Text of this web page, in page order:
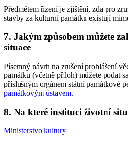
Předmětem řízení je zjištění, zda pro
stavby za kulturní památku existují
7. Jakým způsobem můžete
situace
Písemný návrh na zrušení prohlášení
památku (včetně příloh) můžete podat
příslušným orgánem státní památkové
památkovým ústavem.
8. Na které instituci životní
Ministerstvo kultury